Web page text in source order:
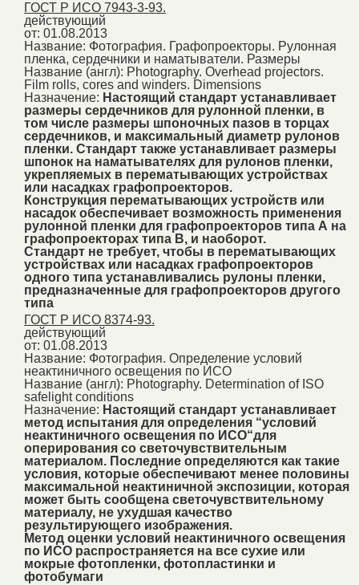
ГОСТ Р ИСО 7943-3-93.
действующий
от: 01.08.2013
Название: Фотография. Графопроекторы. Рулонная
пленка, сердечники и наматыватели. Размеры
Название (англ): Photography. Overhead projectors.
Film rolls, cores and winders. Dimensions
Назначение: Настоящий стандарт устанавливает
размеры сердечников для рулонной пленки, в
том числе размеры шпоночных пазов в торцах
сердечников, и максимальный диаметр рулонов
пленки. Стандарт также устанавливает размеры
шпонок на наматывателях для рулонов пленки,
укрепляемых в перематывающих устройствах
или насадках графопроекторов.
Конструкция перематывающих устройств или
насадок обеспечивает возможность применения
рулонной пленки для графопроекторов типа А на
графопроекторах типа В, и наоборот.
Стандарт не требует, чтобы в перематывающих
устройствах или насадках графопроекторов
одного типа устанавливались рулоны пленки,
предназначенные для графопроекторов другого
типа
ГОСТ Р ИСО 8374-93.
действующий
от: 01.08.2013
Название: Фотография. Определение условий
неактиничного освещения по ИСО
Название (англ): Photography. Determination of ISO
safelight conditions
Назначение: Настоящий стандарт устанавливает
метод испытания для определения “условий
неактиничного освещения по ИСО“для
оперирования со светочувствительным
материалом. Последние определяются как такие
условия, которые обеспечивают менее половины
максимальной неактиничной экспозиции, которая
может быть сообщена светочувствительному
материалу, не ухудшая качество
результирующего изображения.
Метод оценки условий неактиничного освещения
по ИСО распространяется на все сухие или
мокрые фотопленки, фотопластинки и
фотобумаги